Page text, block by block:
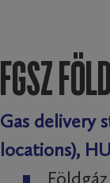
FGSZ
Gas delivery
locations), HU